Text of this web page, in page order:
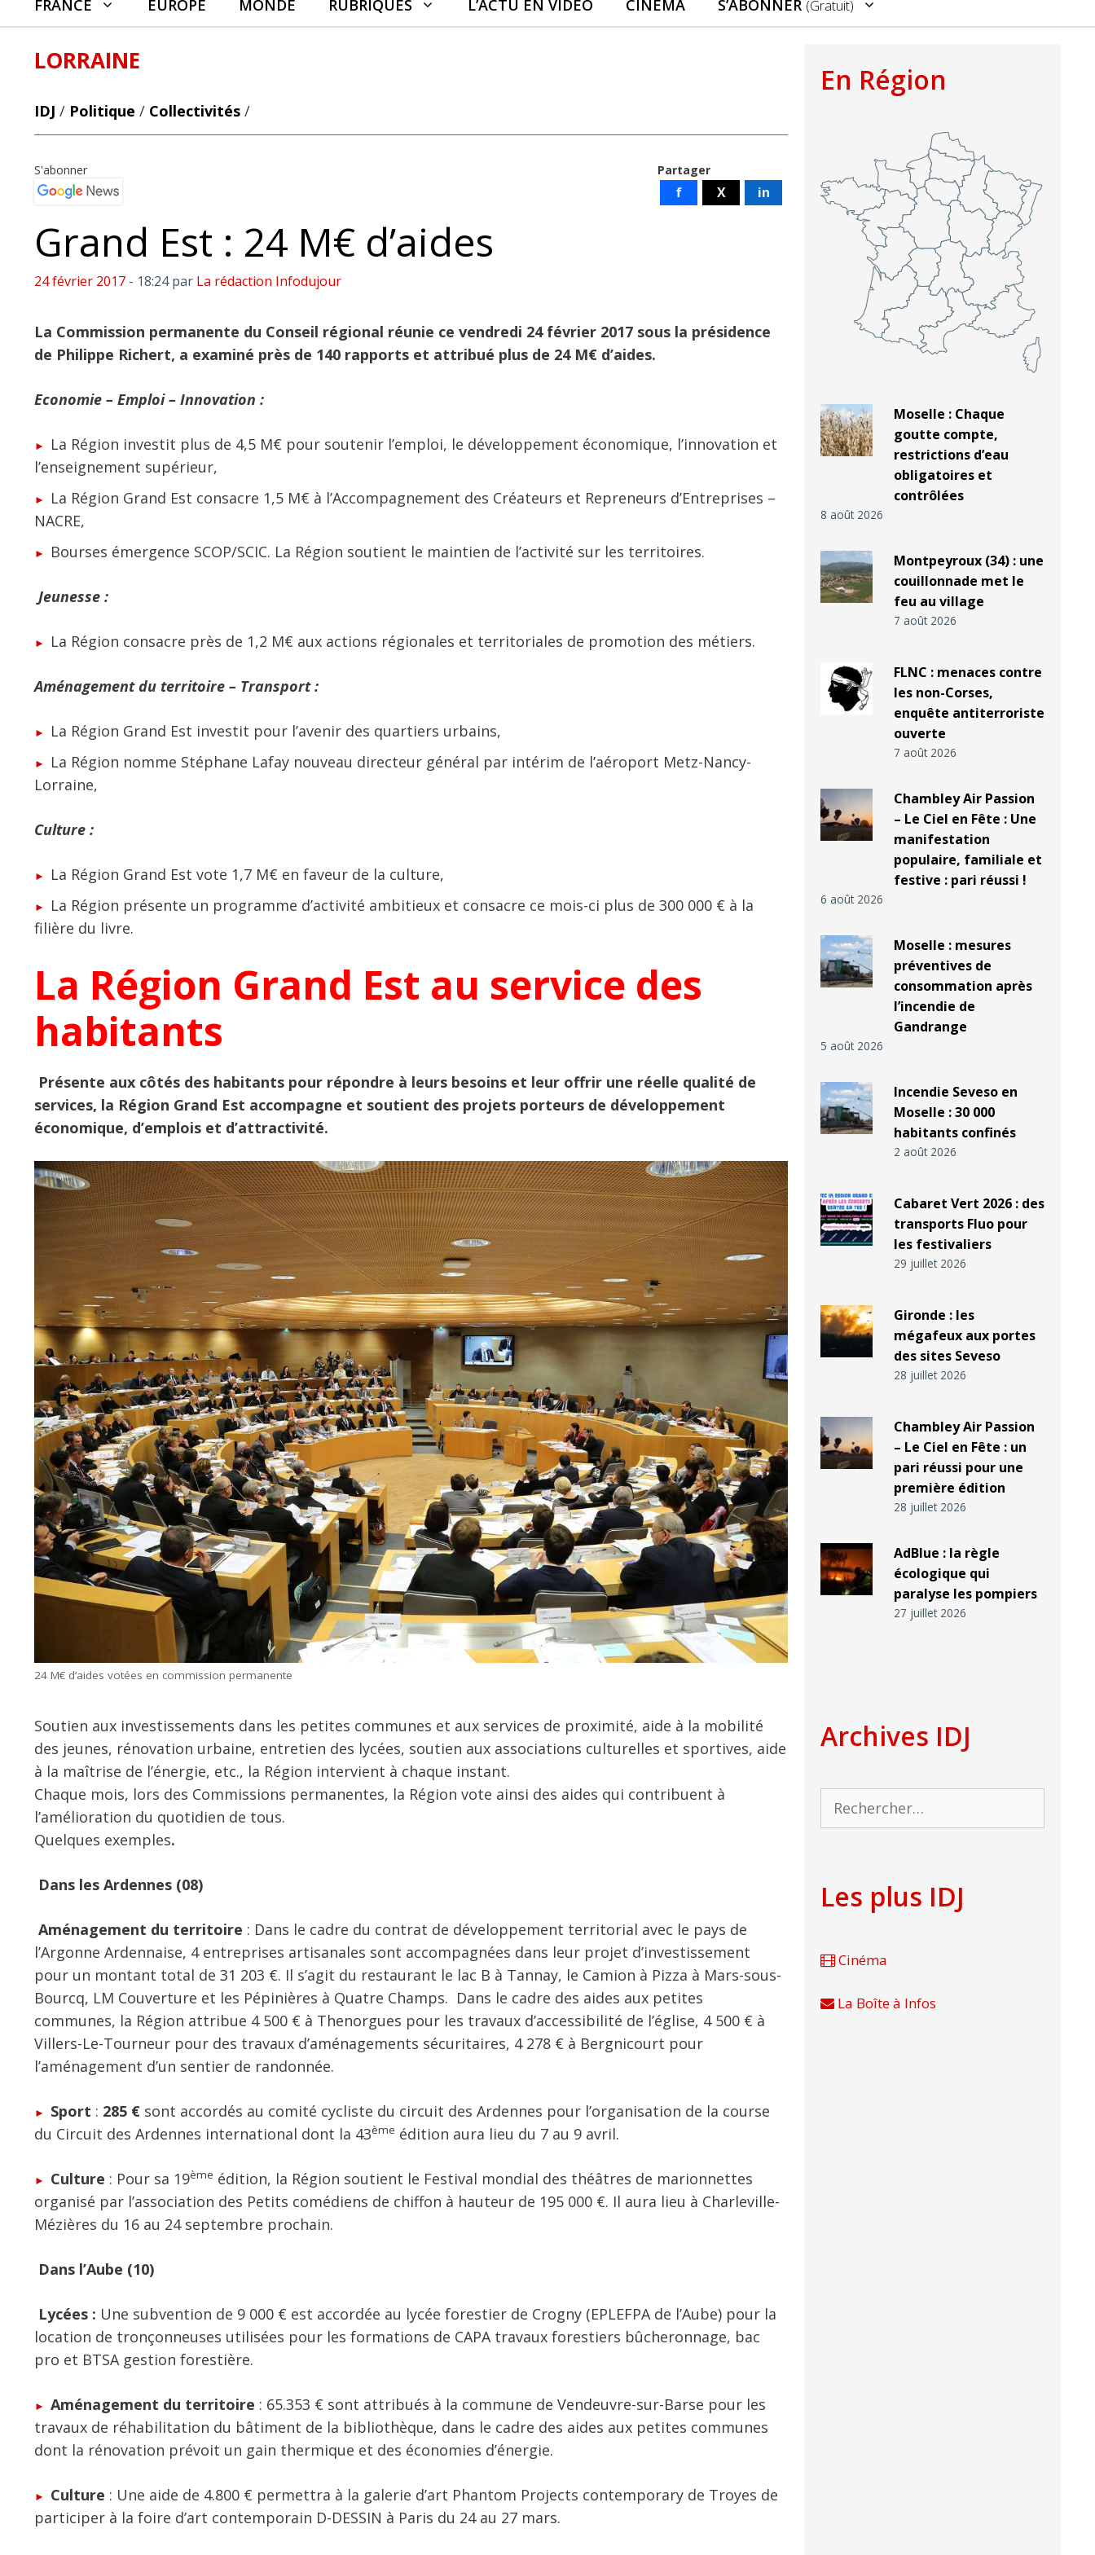
FRANCE EUROPE MONDE RUBRIQUES L’ACTU EN VIDÉO CINÉMA S’ABONNER (gratuit)
LORRAINE
IDJ / Politique / Collectivités /
Partager
f X in
S'abonner
Grand Est : 24 M€ d’aides
24 février 2017 - 18:24 par La rédaction Infodujour
La Commission permanente du Conseil régional réunie ce vendredi 24 février 2017 sous la présidence
de Philippe Richert, a examiné près de 140 rapports et attribué plus de 24 M€ d’aides.
Economie – Emploi – Innovation :
La Région investit plus de 4,5 M€ pour soutenir l’emploi, le développement économique, l’innovation et
l’enseignement supérieur,
La Région Grand Est consacre 1,5 M€ à l’Accompagnement des Créateurs et Repreneurs d’Entreprises –
NACRE,
Bourses émergence SCOP/SCIC. La Région soutient le maintien de l’activité sur les territoires.
Jeunesse :
La Région consacre près de 1,2 M€ aux actions régionales et territoriales de promotion des métiers.
Aménagement du territoire – Transport :
La Région Grand Est investit pour l’avenir des quartiers urbains,
La Région nomme Stéphane Lafay nouveau directeur général par intérim de l’aéroport Metz-Nancy-
Lorraine,
Culture :
La Région Grand Est vote 1,7 M€ en faveur de la culture,
La Région présente un programme d’activité ambitieux et consacre ce mois-ci plus de 300 000 € à la
filière du livre.
La Région Grand Est au service des
habitants
Présente aux côtés des habitants pour répondre à leurs besoins et leur offrir une réelle qualité de
services, la Région Grand Est accompagne et soutient des projets porteurs de développement
économique, d’emplois et d’attractivité.
24 M€ d’aides votées en commission permanente
Soutien aux investissements dans les petites communes et aux services de proximité, aide à la mobilité
des jeunes, rénovation urbaine, entretien des lycées, soutien aux associations culturelles et sportives, aide
à la maîtrise de l’énergie, etc., la Région intervient à chaque instant.
Chaque mois, lors des Commissions permanentes, la Région vote ainsi des aides qui contribuent à
l’amélioration du quotidien de tous.
Quelques exemples.
Dans les Ardennes (08)
Aménagement du territoire : Dans le cadre du contrat de développement territorial avec le pays de
l’Argonne Ardennaise, 4 entreprises artisanales sont accompagnées dans leur projet d’investissement
pour un montant total de 31 203 €. Il s’agit du restaurant le lac B à Tannay, le Camion à Pizza à Mars-sous-
Bourcq, LM Couverture et les Pépinières à Quatre Champs. Dans le cadre des aides aux petites
communes, la Région attribue 4 500 € à Thenorgues pour les travaux d’accessibilité de l’église, 4 500 € à
Villers-Le-Tourneur pour des travaux d’aménagements sécuritaires, 4 278 € à Bergnicourt pour
l’aménagement d’un sentier de randonnée.
Sport : 285 €sont accordés au comité cycliste du circuit des Ardennes pour l’organisation de la course
du Circuit des Ardennes international dont la 43ème édition aura lieu du 7 au 9 avril.
Culture : Pour sa 19ème édition, la Région soutient le Festival mondial des théâtres de marionnettes
organisé par l’association des Petits comédiens de chiffon à hauteur de 195 000 €. Il aura lieu à Charleville-
Mézières du 16 au 24 septembre prochain.
Dans l’Aube (10)
Lycées : Une subvention de 9 000 € est accordée au lycée forestier de Crogny (EPLEFPA de l’Aube) pour la
location de tronçonneuses utilisées pour les formations de CAPA travaux forestiers bûcheronnage, bac
pro et BTSA gestion forestière.
Aménagement du territoire : 65.353 € sont attribués à la commune de Vendeuvre-sur-Barse pour les
travaux de réhabilitation du bâtiment de la bibliothèque, dans le cadre des aides aux petites communes
dont la rénovation prévoit un gain thermique et des économies d’énergie.
Culture : Une aide de 4.800 € permettra à la galerie d’art Phantom Projects contemporary de Troyes de
participer à la foire d’art contemporain D-DESSIN à Paris du 24 au 27 mars.
En Région
Moselle : Chaque
goutte compte,
restrictions d’eau
obligatoires et
contrôlées
8 août 2026
Montpeyroux (34) : une
couillonnade met le
feu au village
7 août 2026
FLNC : menaces contre
les non-Corses,
enquête antiterroriste
ouverte
7 août 2026
Chambley Air Passion
– Le Ciel en Fête : Une
manifestation
populaire, familiale et
festive : pari réussi !
6 août 2026
Moselle : mesures
préventives de
consommation après
l’incendie de
Gandrange
5 août 2026
Incendie Seveso en
Moselle : 30 000
habitants confinés
2 août 2026
Cabaret Vert 2026 : des
transports Fluo pour
les festivaliers
29 juillet 2026
Gironde : les
mégafeux aux portes
des sites Seveso
28 juillet 2026
Chambley Air Passion
– Le Ciel en Fête : un
pari réussi pour une
première édition
28 juillet 2026
AdBlue : la règle
écologique qui
paralyse les pompiers
27 juillet 2026
Archives IDJ
Rechercher :
Les plus IDJ
Cinéma
La Boîte à Infos